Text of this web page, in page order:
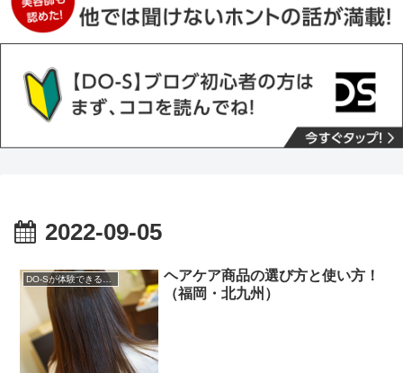
2022-09-05
DO-Sが体験できるサロン
ヘアケア商品の選び方と使い方！
（福岡・北九州）